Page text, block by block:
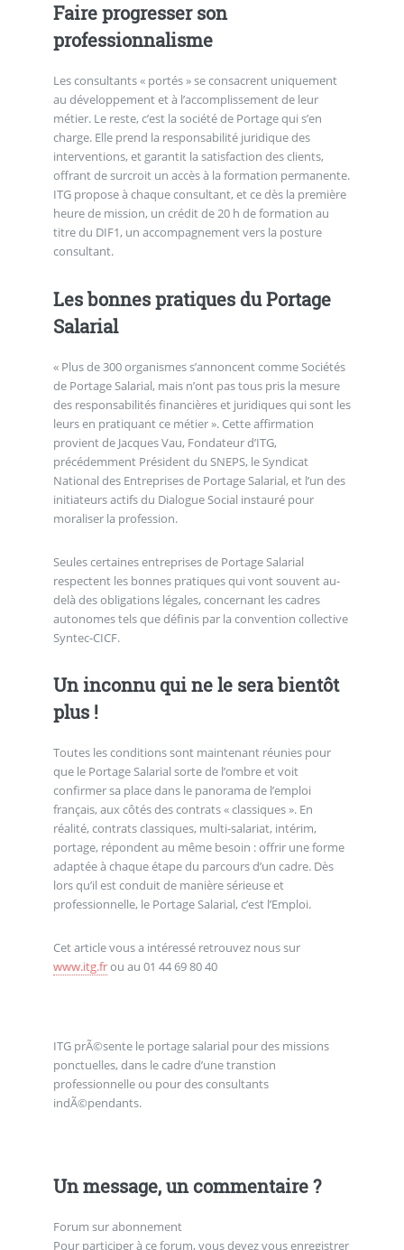
Faire progresser son
professionnalisme
Les consultants « portés » se consacrent uniquement
au développement et à l’accomplissement de leur
métier. Le reste, c’est la société de Portage qui s’en
charge. Elle prend la responsabilité juridique des
interventions, et garantit la satisfaction des clients,
offrant de surcroit un accès à la formation permanente.
ITG propose à chaque consultant, et ce dès la première
heure de mission, un crédit de 20 h de formation au
titre du DIF1, un accompagnement vers la posture
consultant.
Les bonnes pratiques du Portage
Salarial
« Plus de 300 organismes s’annoncent comme Sociétés
de Portage Salarial, mais n’ont pas tous pris la mesure
des responsabilités financières et juridiques qui sont les
leurs en pratiquant ce métier ». Cette affirmation
provient de Jacques Vau, Fondateur d’ITG,
précédemment Président du SNEPS, le Syndicat
National des Entreprises de Portage Salarial, et l’un des
initiateurs actifs du Dialogue Social instauré pour
moraliser la profession.
Seules certaines entreprises de Portage Salarial
respectent les bonnes pratiques qui vont souvent au-
delà des obligations légales, concernant les cadres
autonomes tels que définis par la convention collective
Syntec-CICF.
Un inconnu qui ne le sera bientôt
plus !
Toutes les conditions sont maintenant réunies pour
que le Portage Salarial sorte de l’ombre et voit
confirmer sa place dans le panorama de l’emploi
français, aux côtés des contrats « classiques ». En
réalité, contrats classiques, multi-salariat, intérim,
portage, répondent au même besoin : offrir une forme
adaptée à chaque étape du parcours d’un cadre. Dès
lors qu’il est conduit de manière sérieuse et
professionnelle, le Portage Salarial, c’est l’Emploi.
Cet article vous a intéressé retrouvez nous sur
www.itg.frou au 01 44 69 80 40
ITG prÃ©sente le portage salarial pour des missions
ponctuelles, dans le cadre d’une transtion
professionnelle ou pour des consultants
indÃ©pendants.
Un message, un commentaire ?
Forum sur abonnement
Pour participer à ce forum, vous devez vous enregistrer